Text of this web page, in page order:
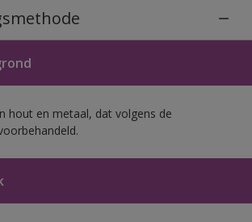
hout en metaal, dat volgens de